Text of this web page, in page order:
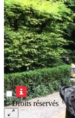
© Droits réservés